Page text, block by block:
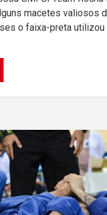
macetes valiosos
o faixa-preta